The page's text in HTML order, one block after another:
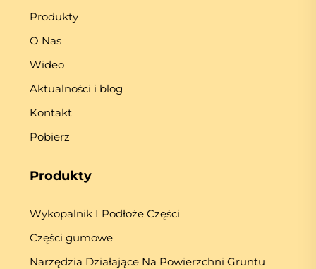
Produkty
O Nas
Wideo
Aktualności i blog
Kontakt
Pobierz
Produkty
Wykopalnik I Podłoże Części
Części gumowe
Narzędzia Działające Na Powierzchni Gruntu